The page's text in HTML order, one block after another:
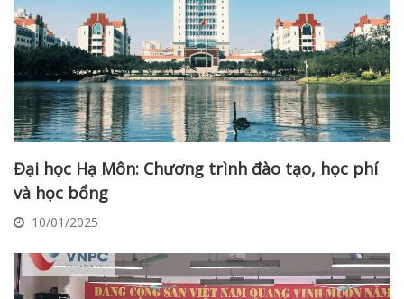
Đại học Hạ Môn: Chương trình đào tạo, học phí
và học bổng
10/01/2025